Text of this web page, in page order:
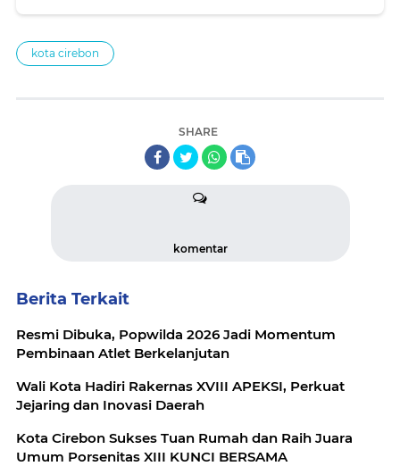
kota cirebon
SHARE
komentar
Berita Terkait
Resmi Dibuka, Popwilda 2026 Jadi Momentum
Pembinaan Atlet Berkelanjutan
Wali Kota Hadiri Rakernas XVIII APEKSI, Perkuat
Jejaring dan Inovasi Daerah
Kota Cirebon Sukses Tuan Rumah dan Raih Juara
Umum Porsenitas XIII KUNCI BERSAMA